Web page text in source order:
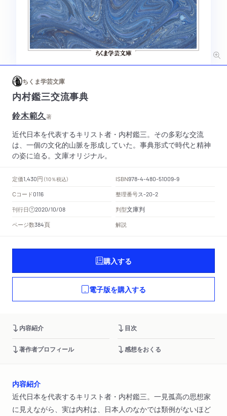
ちくま学芸文庫
内村鑑三交流事典
鈴木範久著
近代日本を代表するキリスト者・内村鑑三。その多彩な交流
は、一個の文化的山脈を形成していた。事典形式で時代と精神
の姿に迫る。文庫オリジナル。
定価1,430円 （10％税込） ISBN978-4-480-51009-9
Cコード0116 整理番号ス-20-2
刊行日 2020/10/08 判型文庫判
ページ数384頁 解説
購入する
電子版を購入する
内容紹介 目次
著作者プロフィール 感想をおくる
内容紹介
近代日本を代表するキリスト者・内村鑑三。一見孤高の思想家
に見えながら、実は内村は、日本人のなかでは類例がないほど